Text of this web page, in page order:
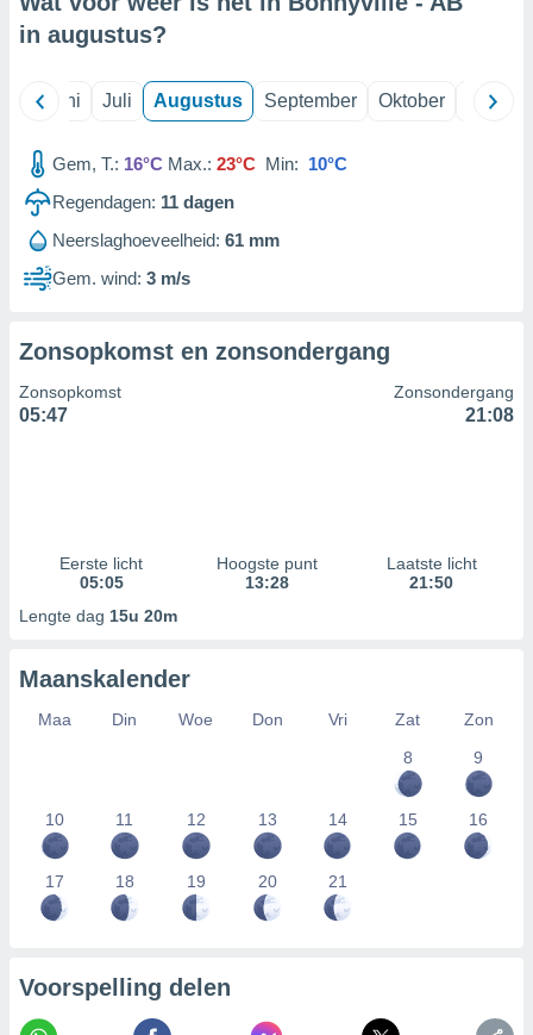
in augustus?
Juni Juli Augustus September Oktober
Gem, T.: 16°C Max.: 23°C Min: 10°C
Regendagen: 11 dagen
Neerslaghoeveelheid: 61 mm
Gem. wind: 3 m/s
Zonsopkomst en zonsondergang
Zonsopkomst
05:47
Zonsondergang
21:08
Eerste licht
05:05
Hoogste punt
13:28
Laatste licht
21:50
Lengte dag 15u 20m
Maanskalender
Maa Din Woe Don Vri Zat
Zon
8
9
10 11 12 13 14 15 16
17 18 19 20 21
Voorspelling delen